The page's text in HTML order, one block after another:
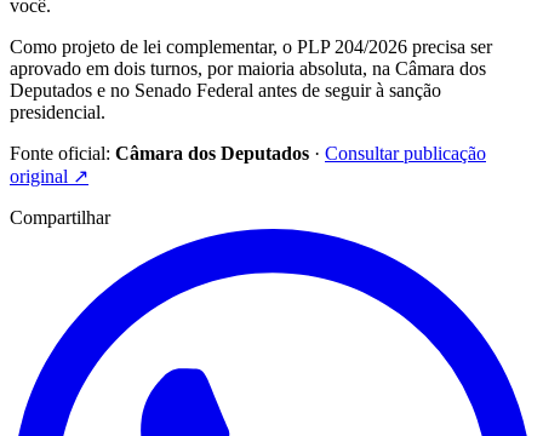
você.
Como projeto de lei complementar, o PLP 204/2026 precisa ser
aprovado em dois turnos, por maioria absoluta, na Câmara dos
Deputados e no Senado Federal antes de seguir à sanção
presidencial.
Fonte oficial: Câmara dos Deputados · Consultar publicação
original ↗
Compartilhar